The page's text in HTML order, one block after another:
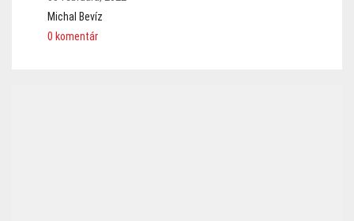
Michal Bevíz
0 komentár